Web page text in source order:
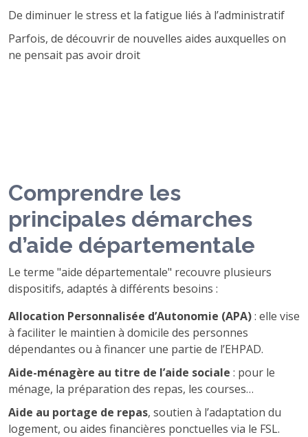
De diminuer le stress et la fatigue liés à l’administratif
Parfois, de découvrir de nouvelles aides auxquelles on
ne pensait pas avoir droit
Comprendre les
principales démarches
d’aide départementale
Le terme "aide départementale" recouvre plusieurs
dispositifs, adaptés à différents besoins :
Allocation Personnalisée d’Autonomie (APA): elle vise
à faciliter le maintien à domicile des personnes
dépendantes ou à financer une partie de l’EHPAD.
Aide-ménagère au titre de l’aide sociale : pour le
ménage, la préparation des repas, les courses…
Aide au portage de repas, soutien à l’adaptation du
logement, ou aides financières ponctuelles via le FSL.